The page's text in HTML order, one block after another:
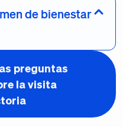
de bienestar
preguntas
la visita